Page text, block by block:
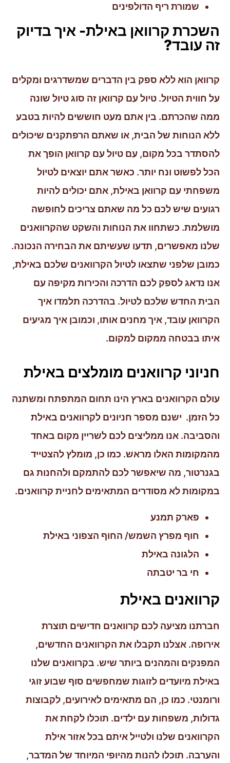
שמורת ריף הדולפינים
השכרת קרוואן באילת- איך בדיוק
זה עובד?
קרוואן הוא ללא ספק בין הדברים שמשדרגים ומקלים
על חווית הטיול. טיול עם קרוואן זה סוג טיול שונה
ממה שהכרתם. בין אתם מעט חוששים להיות בטבע
ללא הנוחות של הבית, או שאתם הרפתקנים שיכולים
להסתדר בכל מקום, עם טיול עם קרוואן הופך את
הכל לפשוט ונח יותר. כאשר אתם יוצאים לטיול
משפחתי עם קרוואן באילת, אתם יכולים להיות
רגועים שיש לכם כל מה שאתם צריכים לחופשה
מושלמת. כשתחוו את הנוחות והשקט שהקרוואנים
שלנו מאפשרים, תדעו שעשיתם את הבחירה הנכונה.
כמובן שלפני שתצאו לטיול הקרוואנים שלכם באילת,
אנו נדאג לספק לכם הדרכה והכירות מקיפה עם
הבית החדש שלכם לטיול. בהדרכה תלמדו איך
הקרוואן עובד, איך מחנים אותו, וכמובן איך מגיעים
איתו בבטחה ממקום למקום.
חניוני קרוואנים מומלצים באילת
עולם הקרוואנים בארץ הינו תחום המתפתח ומשתנה
כל הזמן. ישנם מספר חניונים לקרוואנים באילת
והסביבה. אנו ממליצים לכם לשריין מקום באחד
מהמקומות האלו מראש. כמו כן, מומלץ להצטייד
בגנרטור, מה שיאפשר לכם להתמקם ולהחנות גם
במקומות לא מסודרים המתאימים לחניית קרוואנים.
פארק תמנע
חוף מפרץ השמש/ החוף הצפוני באילת
הלגונה באילת
חי בר יטבתה
קרוואנים באילת
חברתנו מציעה לכם קרוואנים חדישים תוצרת
אירופה. אצלנו תקבלו את הקרוואנים החדשים,
המפנקים והמהנים ביותר שיש. בקרוואנים שלנו
באילת מיועדים לזוגות שמחפשים סוף שבוע זוגי
ורומנטי. כמו כן, הם מתאימים לאירועים, לקבוצות
גדולות, משפחות עם ילדים. תוכלו לקחת את
הקרוואנים שלנו ולטייל איתם בכל אזור אילת
והערבה. תוכלו להנות מהיופי המיוחד של המדבר,